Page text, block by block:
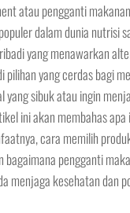
atau pengganti
dalam dunia nutrisi
yang menawarkan
pilihan yang cerdas bagi
yang sibuk atau ingin
ini akan membahas
cara memilih
bagaimana pengganti
menjaga kesehatan dan